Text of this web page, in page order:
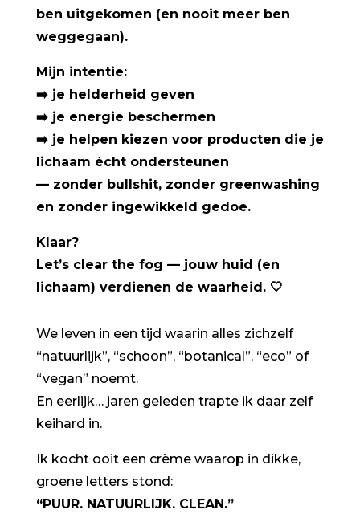
ben uitgekomen (en nooit meer ben
weggegaan).
Mijn intentie:
➡️je helderheid geven
➡️je energie beschermen
➡️je helpen kiezen voor producten die je
lichaam écht ondersteunen
— zonder bullshit, zonder greenwashing
en zonder ingewikkeld gedoe.
Klaar?
Let’s clear the fog — jouw huid (en
lichaam) verdienen de waarheid. 🤍
We leven in een tijd waarin alles zichzelf
“natuurlijk”, “schoon”, “botanical”, “eco” of
“vegan” noemt.
En eerlijk… jaren geleden trapte ik daar zelf
keihard in.
Ik kocht ooit een crème waarop in dikke,
groene letters stond:
“PUUR. NATUURLIJK. CLEAN.”